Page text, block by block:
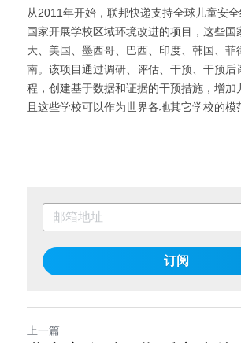
从2011年开始，联邦快递支持全球儿童安
国家开展学校区域环境改进的项目，这些国
大、美国、墨西哥、巴西、印度、韩国、菲
南。该项目通过调研、评估、干预、干预后
程，创建基于数据和证据的干预措施，增加
且这些学校可以作为世界各地其它学校的模
订阅
上一篇